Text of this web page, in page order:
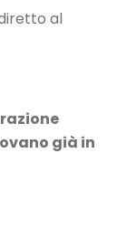
al
già in